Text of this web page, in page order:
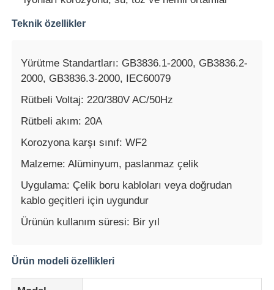
Kalite kontrol
Teklif isteği
Patlama Korumalı Aydınlatma
Patlamaya Dayanıklı Alarm Işığı
patlamaya dayanıklı fan
Teknik özellikler
Yürütme Standartları: GB3836.1-2000, GB3836.2-
2000, GB3836.3-2000, IEC60079
Rütbeli Voltaj: 220/380V AC/50Hz
Rütbeli akım: 20A
Korozyona karşı sınıf: WF2
Malzeme: Alüminyum, paslanmaz çelik
Uygulama: Çelik boru kabloları veya doğrudan
kablo geçitleri için uygundur
Ürünün kullanım süresi: Bir yıl
Ürün modeli özellikleri